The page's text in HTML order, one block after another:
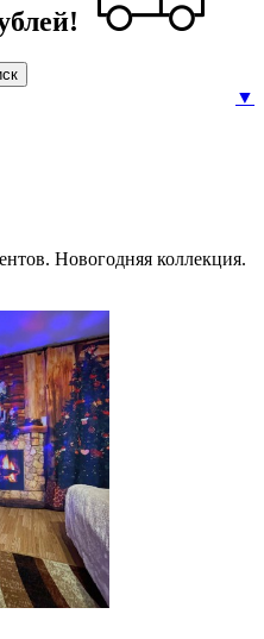
▼
Новогодняя коллекция.